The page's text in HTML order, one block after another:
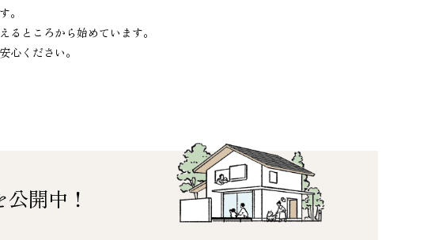
。
るところから始めています。
心ください。
開中！